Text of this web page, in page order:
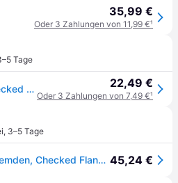
35,99 €
Oder 3 Zahlungen von 11,99 €¹
Tage
Hemd Urban Classics Checked Flanell Shirt Grey / Black M 22,49 €
Oder 3 Zahlungen von 7,49 €¹
, 3–5 Tage
Urban Classics, Herren, Hemden, Checked Flanell Shirt, Schwarz, (XXL) 45,24 €